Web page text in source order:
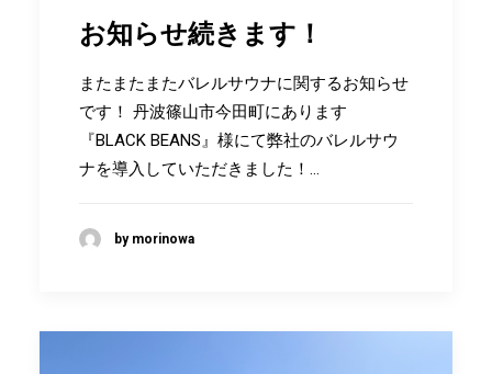
お知らせ続きます！
またまたまたバレルサウナに関するお知らせ
です！ 丹波篠山市今田町にあります
『BLACK BEANS』様にて弊社のバレルサウ
ナを導入していただきました！…
by morinowa